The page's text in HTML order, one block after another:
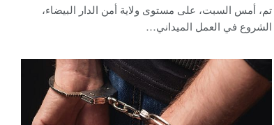
تم، أمس السبت، على مستوى ولاية أمن الدار البيضاء،
الشروع في العمل الميداني…